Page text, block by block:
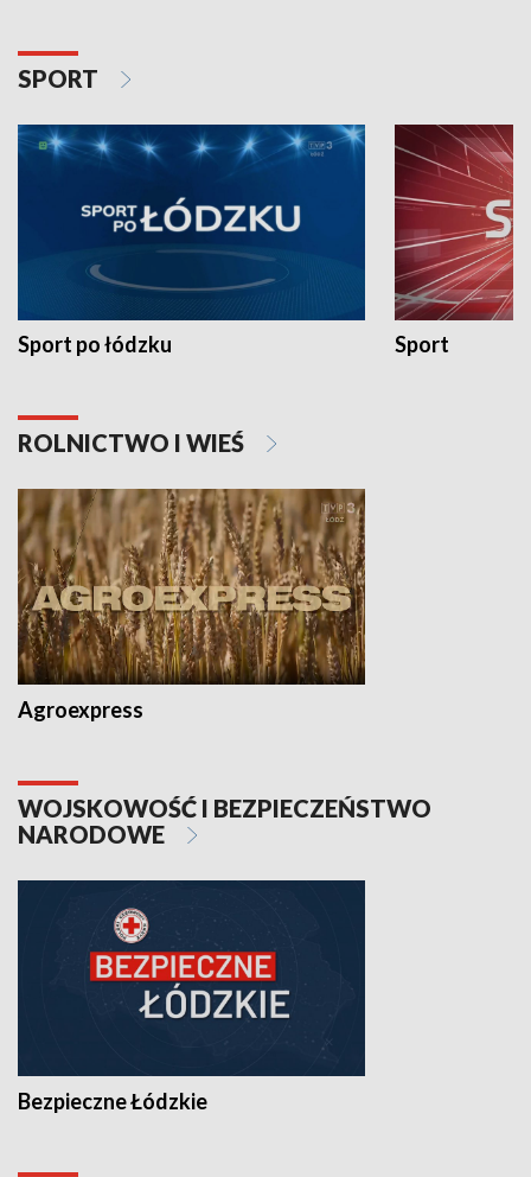
SPORT
Sport po łódzku Sport
ROLNICTWO I WIEŚ
Agroexpress
WOJSKOWOŚĆ I BEZPIECZEŃSTWO
NARODOWE
Bezpieczne Łódzkie